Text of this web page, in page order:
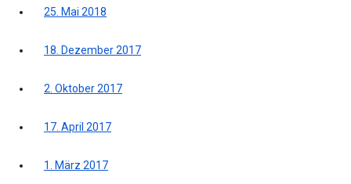
25. Mai 2018
18. Dezember 2017
2. Oktober 2017
17. April 2017
1. März 2017